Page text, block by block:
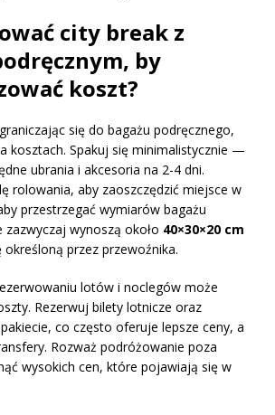
city break z
by
koszt?
się do bagażu podręcznego,
kosztach. Spakuj się minimalistycznie —
ubrania i akcesoria na 2-4 dni.
rolowania, aby zaoszczędzić miejsce w
przestrzegać wymiarów bagażu
wynoszą około 40×30×20 cm
przez przewoźnika.
lotów i noclegów może
Rezerwuj bilety lotnicze oraz
co często oferuje lepsze ceny, a
Rozważ podróżowanie poza
wysokich cen, które pojawiają się w